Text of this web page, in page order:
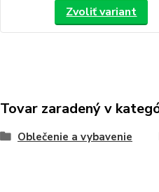
Zvoliť variant
Tovar zaradený v
Oblečenie a vybavenie